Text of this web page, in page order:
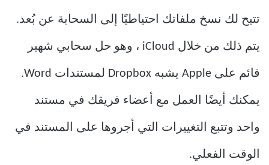
تتيح لك نسخ ملفاتك احتياطيًا إلى السحابة عن بُعد.
يتم ذلك من خلال iCloud ، وهو حل سحابي شهير
قائم على Apple يشبه Dropbox لمستندات Word.
يمكنك أيضًا العمل مع أعضاء فريقك في مستند
واحد وتتبع التغييرات التي أجروها على المستند في
الوقت الفعلي.